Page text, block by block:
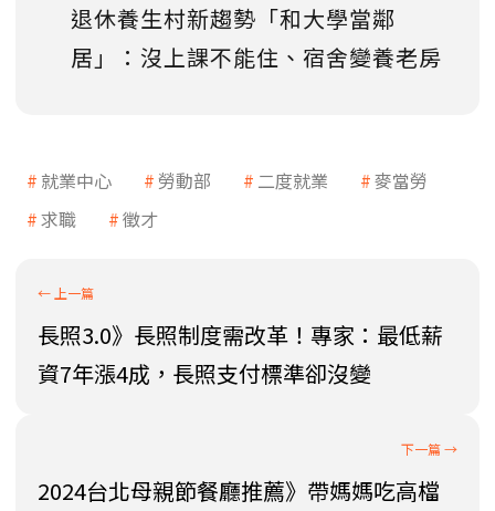
退休養生村新趨勢「和大學當鄰
居」：沒上課不能住、宿舍變養老房
就業中心 勞動部 二度就業
麥當勞
求職
徵才
長照3.0》長照制度需改革！專家：最低薪
資7年漲4成，長照支付標準卻沒變
2024台北母親節餐廳推薦》帶媽媽吃高檔